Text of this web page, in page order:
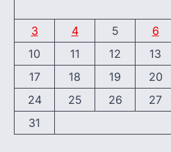
3
4 5 6
10
11 12 13
17
18 19 20
24
25 26 27
31